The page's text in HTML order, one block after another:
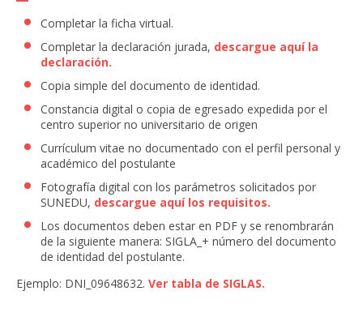
Completar la ficha virtual.
Completar la declaración jurada, descargue aquí la
declaración.
Copia simple del documento de identidad.
Constancia digital o copia de egresado expedida por el
centro superior no universitario de origen
Currículum vitae no documentado con el perfil personal y
académico del postulante
Fotografía digital con los parámetros solicitados por
SUNEDU, descargue aquí los requisitos.
Los documentos deben estar en PDF y se renombrarán
de la siguiente manera: SIGLA_+ número del documento
de identidad del postulante.
Ejemplo: DNI_09648632. Ver tabla de SIGLAS.